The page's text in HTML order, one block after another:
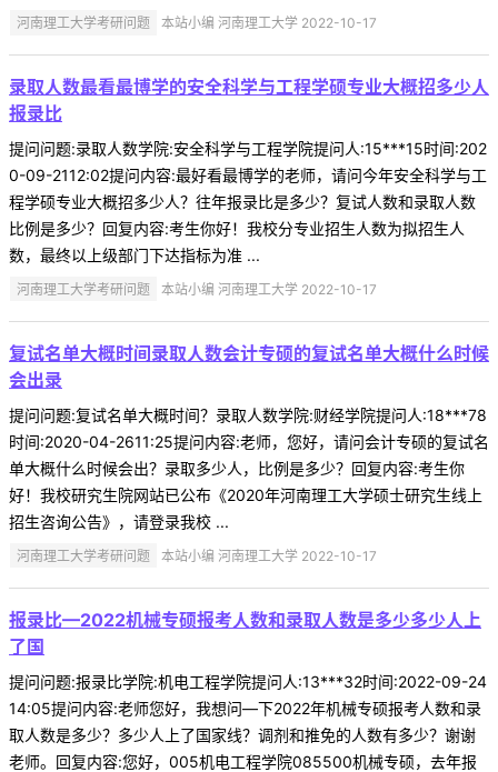
河南理工大学考研问题 本站小编 河南理工大学 2022-10-17
录取人数最看最博学的安全科学与工程学硕专业大概招多少人
报录比
提问问题:录取人数学院:安全科学与工程学院提问人:15***15时间:202
0-09-2112:02提问内容:最好看最博学的老师，请问今年安全科学与工
程学硕专业大概招多少人？往年报录比是多少？复试人数和录取人数
比例是多少？回复内容:考生你好！我校分专业招生人数为拟招生人
数，最终以上级部门下达指标为准 ...
河南理工大学考研问题 本站小编 河南理工大学 2022-10-17
复试名单大概时间录取人数会计专硕的复试名单大概什么时候
会出录
提问问题:复试名单大概时间？录取人数学院:财经学院提问人:18***78
时间:2020-04-2611:25提问内容:老师，您好，请问会计专硕的复试名
单大概什么时候会出？录取多少人，比例是多少？回复内容:考生你
好！我校研究生院网站已公布《2020年河南理工大学硕士研究生线上
招生咨询公告》，请登录我校 ...
河南理工大学考研问题 本站小编 河南理工大学 2022-10-17
报录比—2022机械专硕报考人数和录取人数是多少多少人上
了国
提问问题:报录比学院:机电工程学院提问人:13***32时间:2022-09-24
14:05提问内容:老师您好，我想问—下2022年机械专硕报考人数和录
取人数是多少？多少人上了国家线？调剂和推免的人数有多少？谢谢
老师。回复内容:您好，005机电工程学院085500机械专硕，去年报